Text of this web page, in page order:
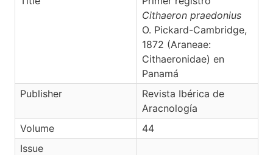
Cithaeron praedonius
O. Pickard-Cambridge,
1872 (Araneae:
Cithaeronidae) en
Panamá
Publisher
Revista Ibérica de
Aracnología
Volume
44
Issue